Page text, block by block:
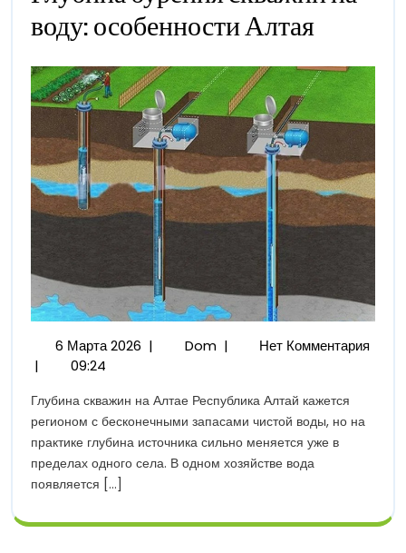
воду: особенности АлтаяГлубина
Бурения
На
Воду:
Особенности
Алтая
6 Марта 20266 | DomГлубина
На
Воду:
Особенности
Алтая
|
Нет Комментария
|
09:24
Глубина скважин на Алтае Республика Алтай кажется
регионом с бесконечными запасами чистой воды, но на
практике глубина источника сильно меняется уже в
пределах одного села. В одном хозяйстве вода
появляется [...]